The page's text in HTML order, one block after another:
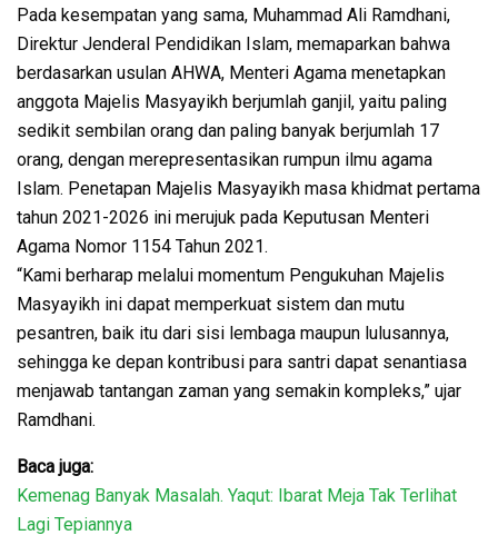
Pada kesempatan yang sama, Muhammad Ali Ramdhani,
Direktur Jenderal Pendidikan Islam, memaparkan bahwa
berdasarkan usulan AHWA, Menteri Agama menetapkan
anggota Majelis Masyayikh berjumlah ganjil, yaitu paling
sedikit sembilan orang dan paling banyak berjumlah 17
orang, dengan merepresentasikan rumpun ilmu agama
Islam. Penetapan Majelis Masyayikh masa khidmat pertama
tahun 2021-2026 ini merujuk pada Keputusan Menteri
Agama Nomor 1154 Tahun 2021.
“Kami berharap melalui momentum Pengukuhan Majelis
Masyayikh ini dapat memperkuat sistem dan mutu
pesantren, baik itu dari sisi lembaga maupun lulusannya,
sehingga ke depan kontribusi para santri dapat senantiasa
menjawab tantangan zaman yang semakin kompleks,” ujar
Ramdhani.
Baca juga:
Kemenag Banyak Masalah. Yaqut: Ibarat Meja Tak Terlihat
Lagi Tepiannya